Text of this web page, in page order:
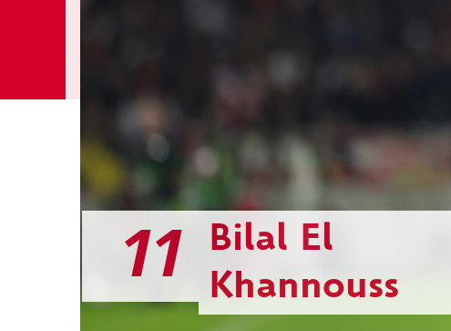
11 Bilal El
Khannouss